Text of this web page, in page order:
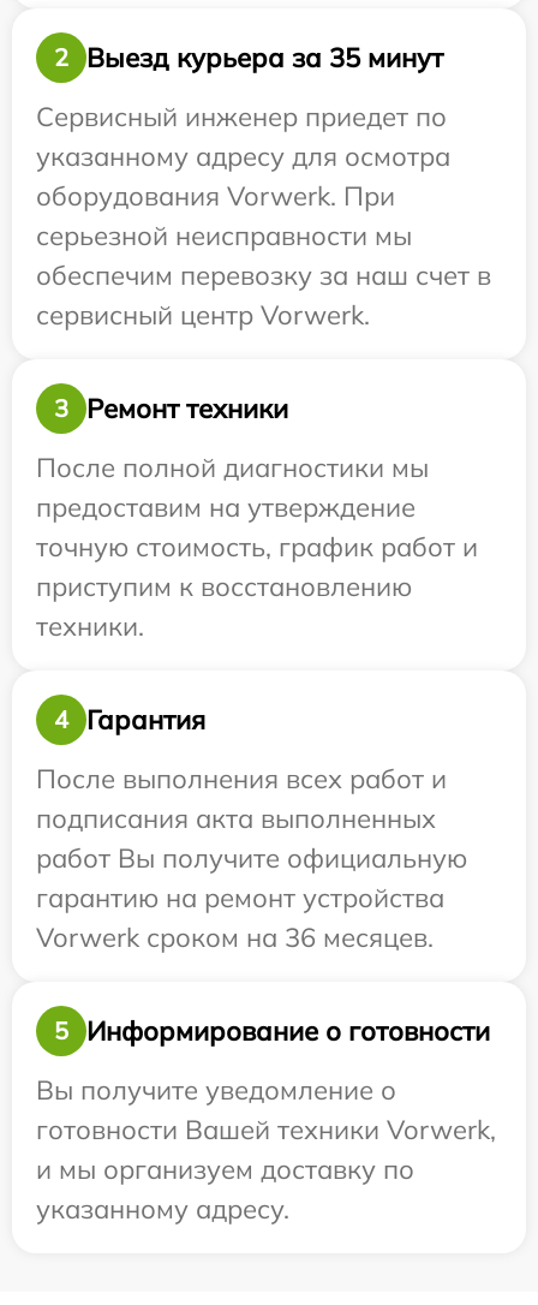
2
Выезд курьера за 35 минут
Сервисный инженер приедет по
указанному адресу для осмотра
оборудования Vorwerk. При
серьезной неисправности мы
обеспечим перевозку за наш счет в
сервисный центр Vorwerk.
3
Ремонт техники
После полной диагностики мы
предоставим на утверждение
точную стоимость, график работ и
приступим к восстановлению
техники.
4
Гарантия
После выполнения всех работ и
подписания акта выполненных
работ Вы получите официальную
гарантию на ремонт устройства
Vorwerk сроком на 36 месяцев.
5
Информирование о готовности
Вы получите уведомление о
готовности Вашей техники Vorwerk,
и мы организуем доставку по
указанному адресу.